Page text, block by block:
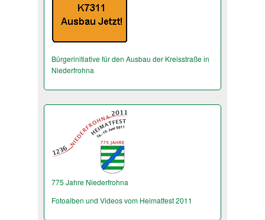
Bürgerinitiative für den Ausbau der Kreisstraße in
Niederfrohna
775 Jahre Niederfrohna
Fotoalben und Videos vom Heimatfest 2011